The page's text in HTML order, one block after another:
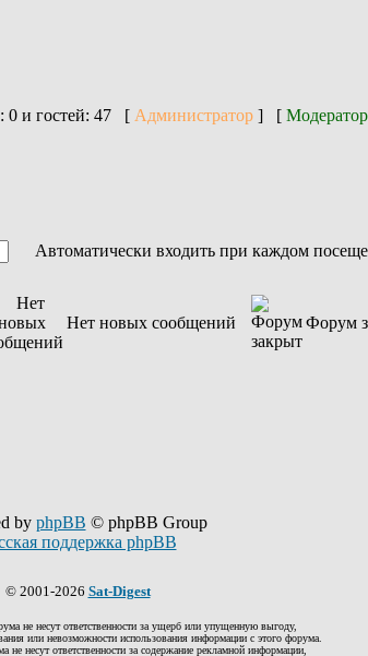
0 и гостей: 47 [ Администратор ] [ Модератор
Автоматически входить при каждом
Нет новых сообщений Форум
by phpBB © phpBB Group
поддержка phpBB
© 2001-2026 Sat-Digest
не несут ответственности за ущерб или упущенную выгоду,
или невозможности использования информации с этого форума.
не несут ответственности за содержание рекламной информации,